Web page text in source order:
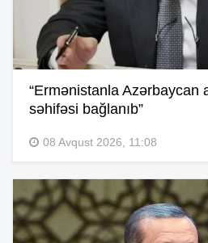
“Ermənistanla Azərbaycan
səhifəsi bağlanıb”
08 Avqust 2026, 11:08